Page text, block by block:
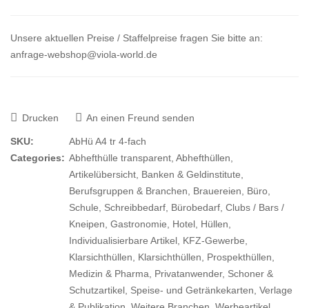
Unsere aktuellen Preise / Staffelpreise fragen Sie bitte an:
anfrage-webshop@viola-world.de
Drucken An einen Freund senden
SKU:
AbHü A4 tr 4-fach
Categories: Abhefthülle transparent, Abhefthüllen,
Artikelübersicht, Banken & Geldinstitute,
Berufsgruppen & Branchen, Brauereien, Büro,
Schule, Schreibbedarf, Bürobedarf, Clubs / Bars /
Kneipen, Gastronomie, Hotel, Hüllen,
Individualisierbare Artikel, KFZ-Gewerbe,
Klarsichthüllen, Klarsichthüllen, Prospekthüllen,
Medizin & Pharma, Privatanwender, Schoner &
Schutzartikel, Speise- und Getränkekarten, Verlage